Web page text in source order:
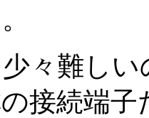
々難しい
接続端